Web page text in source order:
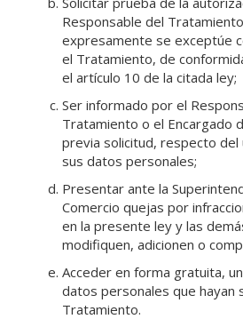
Responsable del
expresamente se exceptúe
el Tratamiento, de
el artículo 10 de la citada ley;
Ser informado por el
Tratamiento o el Encargado
previa solicitud, respecto del
sus datos personales;
Presentar ante la
Comercio quejas por
en la presente ley y las
modifiquen, adicionen o
Acceder en forma gratuita,
datos personales que hayan
Tratamiento.